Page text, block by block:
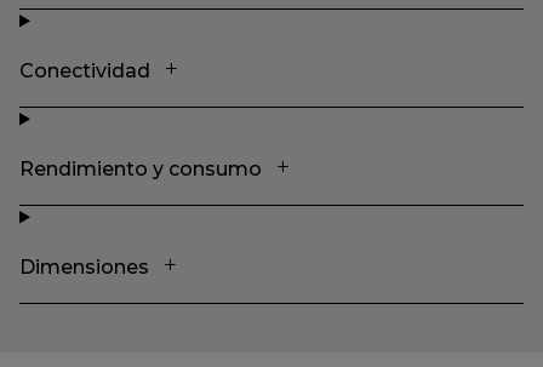
Conectividad
Rendimiento y consumo
Dimensiones